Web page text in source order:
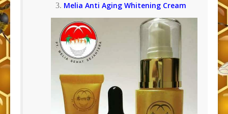
Melia Anti Aging Whitening Cream